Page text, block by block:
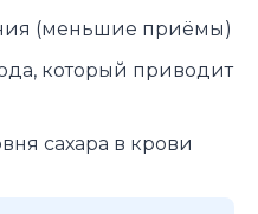
(меньшие приёмы)
который приводит
сахара в крови